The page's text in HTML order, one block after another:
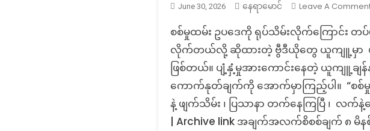
June 30, 2026 နေရာမောင် Leave A
စစ်မှုထမ်း ဥပဒေကို ရုပ်သိမ်းလိုက်ကြောင်း တပ်
လိုက်တယ်လို့ ဆိုထားတဲ့ ဗွီဒီယိုတွေ ယူကျူ့မှာ ပျံ့နှံ့
ဖြစ်တယ်။ ပျံ့နှံ့မှုအားကောင်းနေတဲ့ ယူကျူ့ချ
ကောက်နုတ်ချက်ကို အောက်မှာကြည့်ပါ။ “စစ်မှု
နဲ့ ဖျက်သိမ်း ၊ ပြသာနာ တက်နေကြပြီ ၊ လက်
| Archive link အချက်အလက်စိစစ်ချက် ၈ မိန